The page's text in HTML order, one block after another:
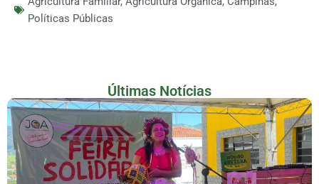
Políticas Públicas
Últimas Notícias
Feira De Produtos Rurais E Economia Solidária